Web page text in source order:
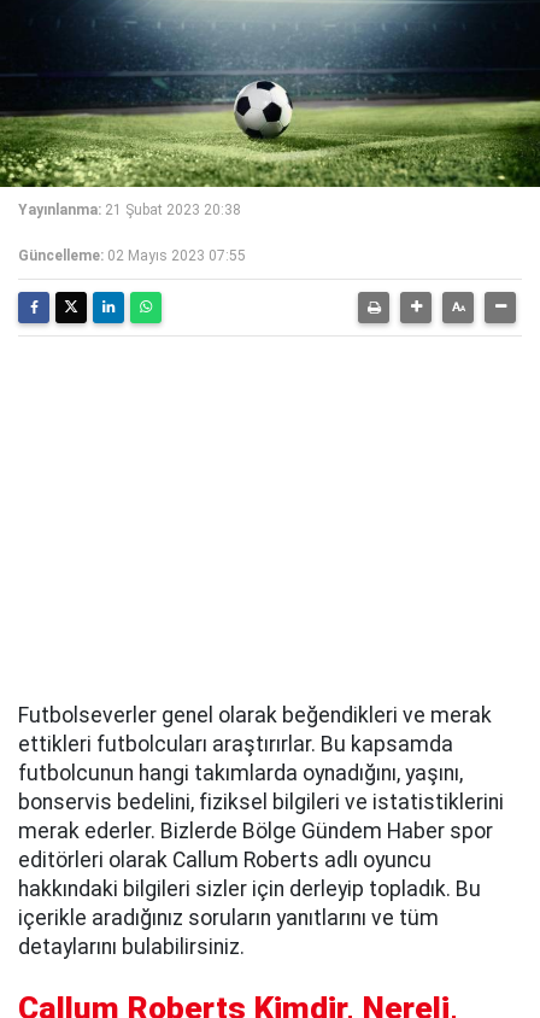
Yayınlanma: 21 Şubat 2023 20:38
Güncelleme: 02 Mayıs 2023 07:55
Futbolseverler genel olarak beğendikleri ve merak
ettikleri futbolcuları araştırırlar. Bu kapsamda
futbolcunun hangi takımlarda oynadığını, yaşını,
bonservis bedelini, fiziksel bilgileri ve istatistiklerini
merak ederler. Bizlerde Bölge Gündem Haber spor
editörleri olarak Callum Roberts adlı oyuncu
hakkındaki bilgileri sizler için derleyip topladık. Bu
içerikle aradığınız soruların yanıtlarını ve tüm
detaylarını bulabilirsiniz.
Callum Roberts Kimdir, Nereli,